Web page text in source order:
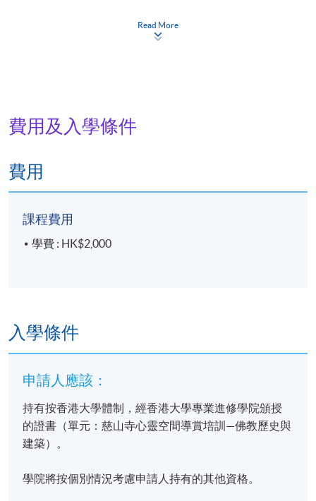
圍，培養導賞應有的儀態與心境
的理念
7. 導賞員培訓：演練及應用
學員符合下列所有要求，將可按香港大學體制，經香
港大學專業進修學院頒授「證書 (單元 : 慈山寺心靈空
間導賞培訓—導賞理論與實習)」：
通過所有評核並取得合格成績
Monastery Spiritual Space - Docent Theories and
Read More
費用及入學條件
費用
課程費用
學費 : HK$2,000
入學條件
申請人應該：
持有按香港大學體制，經香港大學專業進修學院頒授
的證書（單元：慈山寺心靈空間導賞培訓—佛教歷史與
建築）。
學院將按個別情況考慮申請人持有的其他資格。